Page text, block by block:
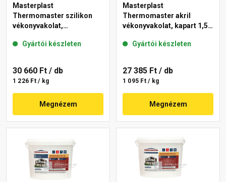
Masterplast
Thermomaster szilikon
vékonyvakolat,
21-D 25 kg
Gyártói készleten
30 660 Ft / db
1 226 Ft / kg
Megnézem
Masterplast
Thermomaster akril
vékonyvakolat, kapart 1,5
Gyártói készleten
27 385 Ft / db
1 095 Ft / kg
Megnézem